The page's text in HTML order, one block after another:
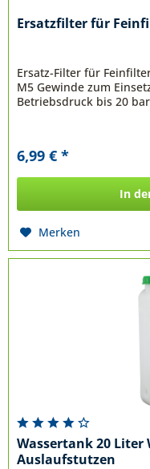
Ersatzfilter für
Ersatz-Filter für
M5 Gewinde zum
Betriebsdruck bis 20
6,99 € *
In
Merken
Wassertank 20
Auslaufstutzen